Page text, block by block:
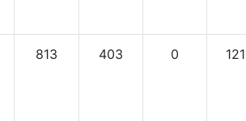
813 403 0